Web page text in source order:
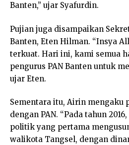
Banten,” ujar Syafurdin.
Pujian juga disampaikan
Banten, Eten Hilman. “Insya
terkuat. Hari ini, kami semua
pengurus PAN Banten untuk
ujar Eten.
Sementara itu, Airin mengaku
dengan PAN. “Pada tahun
politik yang pertama
walikota Tangsel, dengan